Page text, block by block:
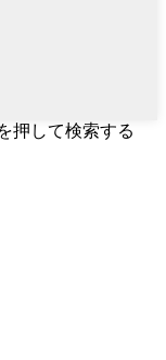
押して検索する